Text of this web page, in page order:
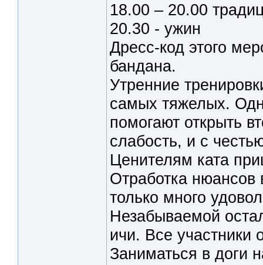
18.00 – 20.00
20.30 - ужин
Дресс-код этого
бандана.
Утренние
самых тяжелых.
помогают открыть
слабость, и с
Ценителям ката
Отработка нюансов
только много
Незабываемой
ичи. Все участники
Заниматься в доги